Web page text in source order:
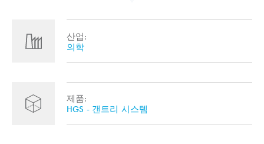
산업:
의학
제품:
HGS - 갠트리 시스템